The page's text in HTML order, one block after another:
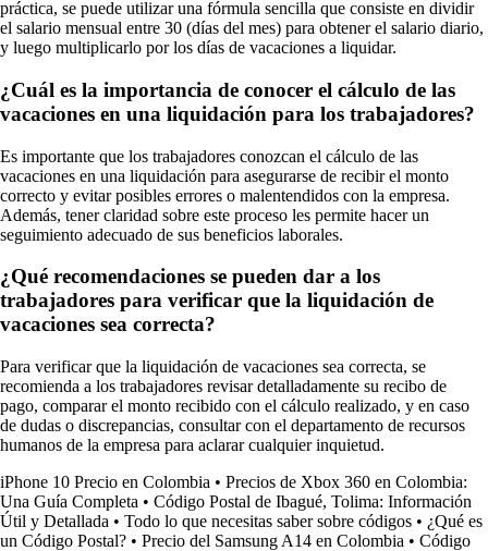
práctica, se puede utilizar una fórmula sencilla que consiste en dividir
el salario mensual entre 30 (días del mes) para obtener el salario diario,
y luego multiplicarlo por los días de vacaciones a liquidar.
¿Cuál es la importancia de conocer el cálculo de las
vacaciones en una liquidación para los trabajadores?
Es importante que los trabajadores conozcan el cálculo de las
vacaciones en una liquidación para asegurarse de recibir el monto
correcto y evitar posibles errores o malentendidos con la empresa.
Además, tener claridad sobre este proceso les permite hacer un
seguimiento adecuado de sus beneficios laborales.
¿Qué recomendaciones se pueden dar a los
trabajadores para verificar que la liquidación de
vacaciones sea correcta?
Para verificar que la liquidación de vacaciones sea correcta, se
recomienda a los trabajadores revisar detalladamente su recibo de
pago, comparar el monto recibido con el cálculo realizado, y en caso
de dudas o discrepancias, consultar con el departamento de recursos
humanos de la empresa para aclarar cualquier inquietud.
iPhone 10 Precio en Colombia • Precios de Xbox 360 en Colombia:
Una Guía Completa • Código Postal de Ibagué, Tolima: Información
Útil y Detallada • Todo lo que necesitas saber sobre códigos • ¿Qué es
un Código Postal? • Precio del Samsung A14 en Colombia • Código